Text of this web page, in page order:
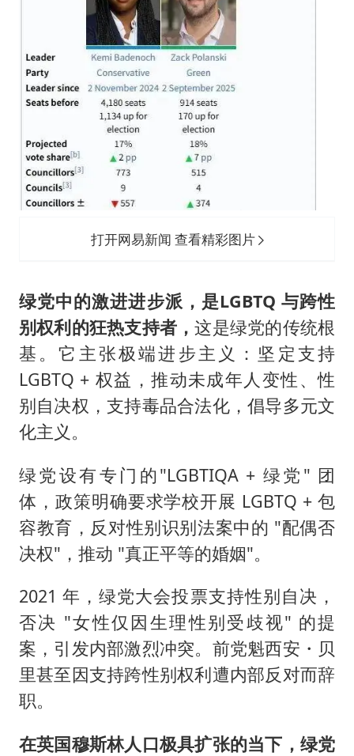
打开网易新闻 查看精彩图片
绿党中的激进进步派，是LGBTQ 与跨性
别权利的狂热支持者，这是绿党的传统根
基。它主张极端进步主义：坚定支持
LGBTQ + 权益，推动未成年人变性、性
别自决权，支持毒品合法化，倡导多元文
化主义。
绿党设有专门的"LGBTIQA + 绿党" 团
体，政策明确要求学校开展 LGBTQ + 包
容教育，反对性别识别法案中的 "配偶否
决权"，推动 "真正平等的婚姻"。
2021 年，绿党大会投票支持性别自决，
否决 "女性仅因生理性别受歧视" 的提
案，引发内部激烈冲突。前党魁西安・贝
里甚至因支持跨性别权利遭内部反对而辞
职。
在英国穆斯林人口极具扩张的当下，绿党